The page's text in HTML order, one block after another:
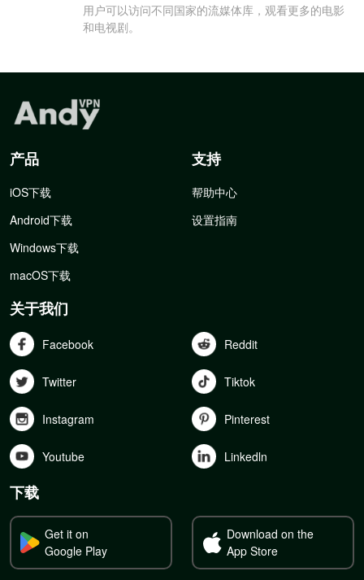
用户可以访问不同国家的流媒体库，观看更多的电影
和电视剧。
产品
iOS下载
Android下载
Windows下载
macOS下载
支持
帮助中心
设置指南
关于我们
Facebook Reddit
Twitter Tiktok
Instagram Pinterest
Youtube Linkedln
下载
Get it on
Google Play
Download on the
App Store